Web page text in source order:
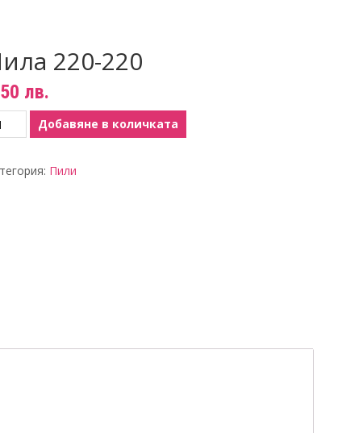
220-220
лв.
Добавяне в количката
Пили